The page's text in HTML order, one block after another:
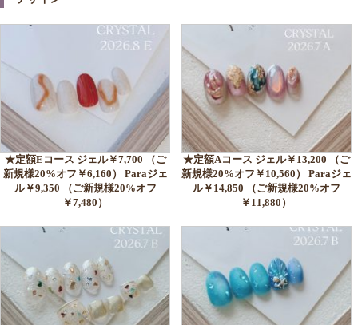
★定額Eコース ジェル￥7,700 （ご
新規様20%オフ￥6,160） Paraジェ
ル￥9,350 （ご新規様20%オフ
￥7,480）
★定額Aコース ジェル￥13,200 （ご
新規様20%オフ￥10,560） Paraジェ
ル￥14,850 （ご新規様20%オフ
￥11,880）